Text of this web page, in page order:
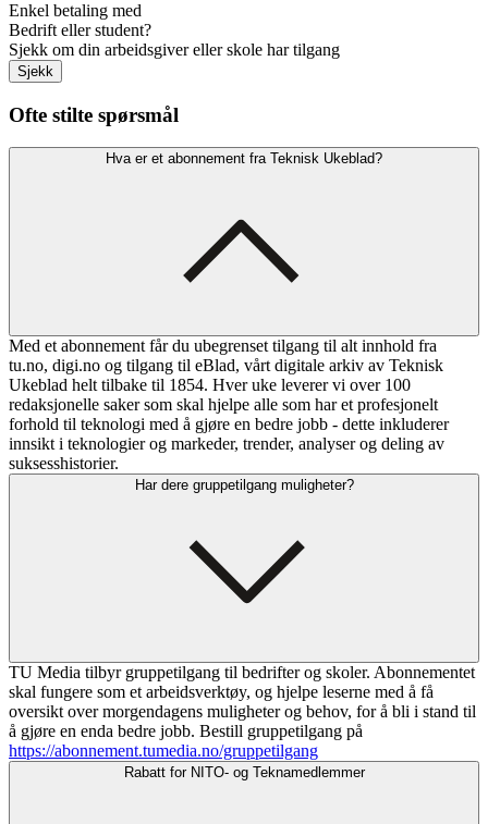
Enkel betaling med
Bedrift eller student?
Sjekk om din arbeidsgiver eller skole har tilgang
Sjekk
Ofte stilte spørsmål
Hva er et abonnement fra Teknisk Ukeblad?
Med et abonnement får du ubegrenset tilgang til alt innhold fra
tu.no, digi.no og tilgang til eBlad, vårt digitale arkiv av Teknisk
Ukeblad helt tilbake til 1854. Hver uke leverer vi over 100
redaksjonelle saker som skal hjelpe alle som har et profesjonelt
forhold til teknologi med å gjøre en bedre jobb - dette inkluderer
innsikt i teknologier og markeder, trender, analyser og deling av
suksesshistorier.
Har dere gruppetilgang muligheter?
TU Media tilbyr gruppetilgang til bedrifter og skoler. Abonnementet
skal fungere som et arbeidsverktøy, og hjelpe leserne med å få
oversikt over morgendagens muligheter og behov, for å bli i stand til
å gjøre en enda bedre jobb. Bestill gruppetilgang på
https://abonnement.tumedia.no/gruppetilgang
Rabatt for NITO- og Teknamedlemmer